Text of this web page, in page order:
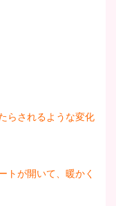
らされるような変化
トが開いて、暖かく